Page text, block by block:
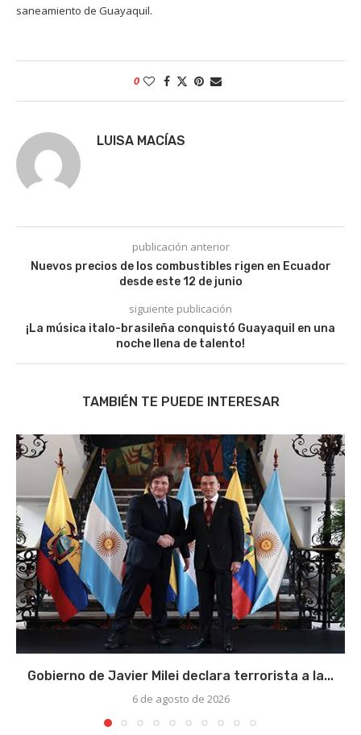
saneamiento de Guayaquil.
0
LUISA MACÍAS
publicación anterior
Nuevos precios de los combustibles rigen en Ecuador
desde este 12 de junio
siguiente publicación
¡La música italo-brasileña conquistó Guayaquil en una
noche llena de talento!
TAMBIÉN TE PUEDE INTERESAR
Gobierno de Javier Milei declara terrorista a la...
6 de agosto de 2026